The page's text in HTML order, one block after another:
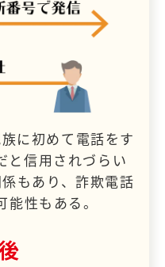
に初めて電話をす
と信用されづらい
もあり、詐欺電話
性もある。